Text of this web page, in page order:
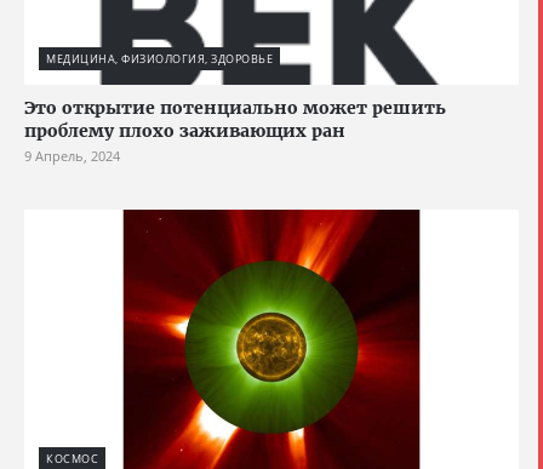
МЕДИЦИНА, ФИЗИОЛОГИЯ, ЗДОРОВЬЕ
Это открытие потенциально может решить
проблему плохо заживающих ран
9 Апрель, 2024
КОСМОС